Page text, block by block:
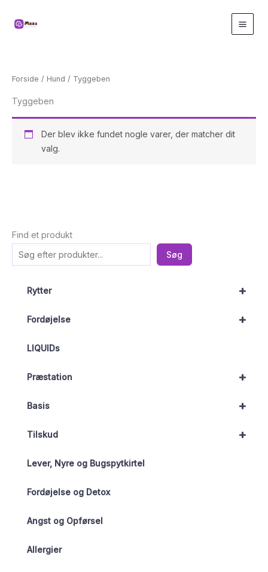
Find et produkt
Søg
+
Rytter
+
Fordøjelse
LIQUIDs
+
Præstation
+
Basis
+
Tilskud
Lever, Nyre og Bugspytkirtel
Fordøjelse og Detox
Angst og Opførsel
Allergier
Forside / Hund / Tyggeben
Tyggeben
Der blev ikke fundet nogle varer, der matcher dit
valg.